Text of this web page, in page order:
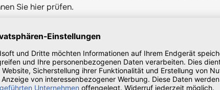
Sie hier prüfen.
fallen keine Versandkosten an, sofern als Bezahlart
Höhe von 10,- Euro an.
der Europäischen Union (EU)
eine Versandkostenpauschale in Höhe von 10,- Euro.
der Europäischen Union (EU)